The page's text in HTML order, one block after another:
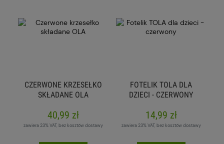
CZERWONE KRZESEŁKO
SKŁADANE OLA
40,99 zł
zawiera 23% VAT, bez kosztów dostawy
FOTELIK TOLA DLA
DZIECI - CZERWONY
14,99 zł
zawiera 23% VAT, bez kosztów dostawy